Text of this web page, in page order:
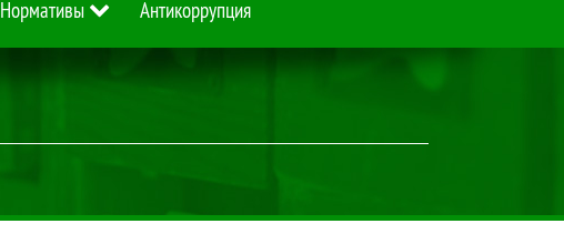
Нормативы Антикоррупция